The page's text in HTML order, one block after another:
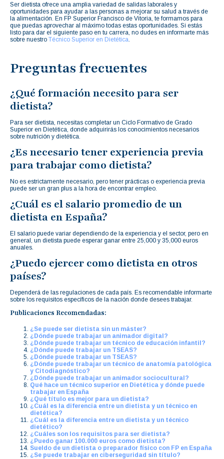
Ser dietista ofrece una amplia variedad de salidas laborales y
oportunidades para ayudar a las personas a mejorar su salud a través de
la alimentación. En FP Superior Francisco de Vitoria, te formamos para
que puedas aprovechar al máximo todas estas oportunidades. Si estás
listo para dar el siguiente paso en tu carrera, no dudes en informarte más
sobre nuestro Técnico Superior en Dietética.
Preguntas frecuentes
¿Qué formación necesito para ser
dietista?
Para ser dietista, necesitas completar un Ciclo Formativo de Grado
Superior en Dietética, donde adquirirás los conocimientos necesarios
sobre nutrición y dietética.
¿Es necesario tener experiencia previa
para trabajar como dietista?
No es estrictamente necesario, pero tener prácticas o experiencia previa
puede ser un gran plus a la hora de encontrar empleo.
¿Cuál es el salario promedio de un
dietista en España?
El salario puede variar dependiendo de la experiencia y el sector, pero en
general, un dietista puede esperar ganar entre 25,000 y 35,000 euros
anuales.
¿Puedo ejercer como dietista en otros
países?
Dependerá de las regulaciones de cada país. Es recomendable informarte
sobre los requisitos específicos de la nación donde desees trabajar.
Publicaciones Recomendadas:
¿Se puede ser dietista sin un máster?
¿Dónde puede trabajar un animador digital?
¿Dónde puede trabajar un técnico de educación infantil?
¿Dónde puede trabajar un TSEAS?
¿Dónde puede trabajar un TSEAS?
¿Dónde puede trabajar un técnico de anatomía patológica
y Citodiagnóstico?
¿Dónde puede trabajar un animador sociocultural?
Qué hace un técnico superior en Dietética y dónde puede
trabajar en España
¿Qué título es mejor para un dietista?
¿Cuál es la diferencia entre un dietista y un técnico en
dietética?
¿Cuál es la diferencia entre un dietista y un técnico
dietético?
¿Cuáles son los requisitos para ser dietista?
¿Puedo ganar 100.000 euros como dietista?
Sueldo de un dietista o preparador físico con FP en España
¿Se puede trabajar en ciberseguridad sin título?